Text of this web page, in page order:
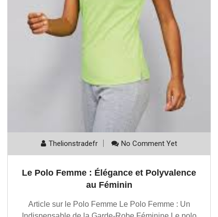
Thelionstradefr No Comment Yet
Le Polo Femme : Élégance et Polyvalence
au Féminin
Article sur le Polo Femme Le Polo Femme : Un